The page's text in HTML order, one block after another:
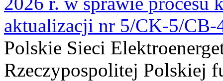
aktualizacji nr 5/CK-5/CB-
Polskie Sieci
Rzeczypospolitej Polskiej